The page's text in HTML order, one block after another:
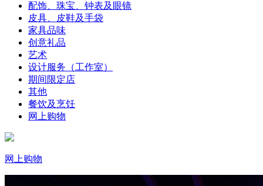
配饰、珠宝、钟表及眼镜
皮具、皮鞋及手袋
家具品味
创意礼品
艺术
设计服务（工作室）
期间限定店
其他
餐饮及烹饪
网上购物
网上购物